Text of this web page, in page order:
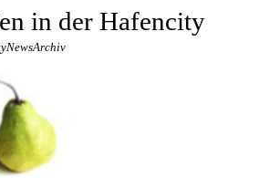
in der Hafencity